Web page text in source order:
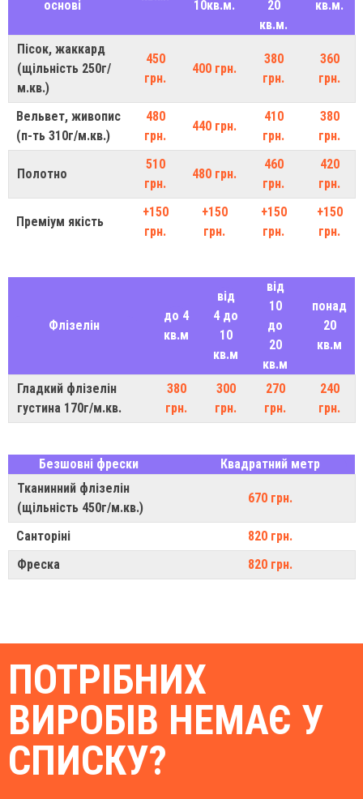
основі
10кв.м.
20
кв.м.
кв.м.
Пісок, жаккард
(щільність 250г/
м.кв.)
450
грн.
400 грн.
380
грн.
360
грн.
Вельвет, живопис
(п-ть 310г/м.кв.)
480
грн.
440 грн.
410
грн.
380
грн.
Полотно
510
грн.
480 грн.
460
грн.
420
грн.
Преміум якість
+150
грн.
+150
грн.
+150
грн.
+150
грн.
Флізелін
до 4
кв.м
від
4 до
10
кв.м
від
10
до
20
кв.м
понад
20
кв.м
Гладкий флізелін
густина 170г/м.кв.
380
грн.
300
грн.
270
грн.
240
грн.
Безшовні фрески
Квадратний метр
Тканинний флізелін
(щільність 450г/м.кв.)
670 грн.
Санторіні
820 грн.
Фреска
820 грн.
ПОТРІБНИХ
ВИРОБІВ НЕМАЄ У
СПИСКУ?